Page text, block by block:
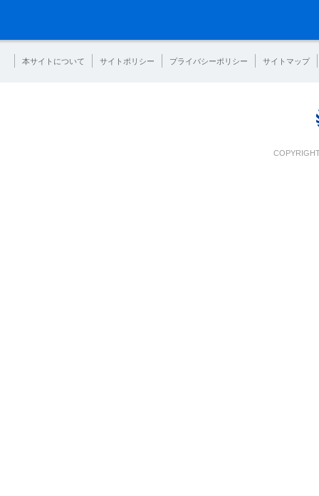
本サイトについて サイトポリシー プライバシーポリシー サイトマップ